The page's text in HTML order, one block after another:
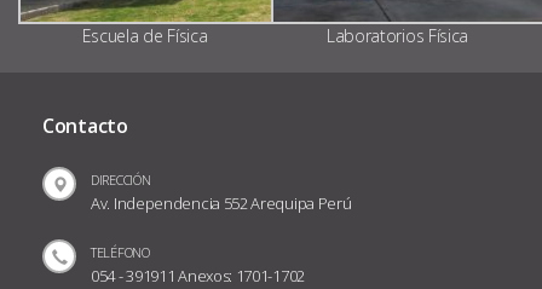
Escuela de Física Laboratorios Física
Contacto
DIRECCIÓN
Av. Independencia 552 Arequipa Perú
TELÉFONO
054 - 391911 Anexos: 1701-1702